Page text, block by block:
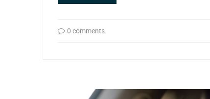
0 comments